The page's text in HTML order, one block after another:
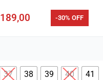
189,00 -30% OFF
37 38 39 40 41